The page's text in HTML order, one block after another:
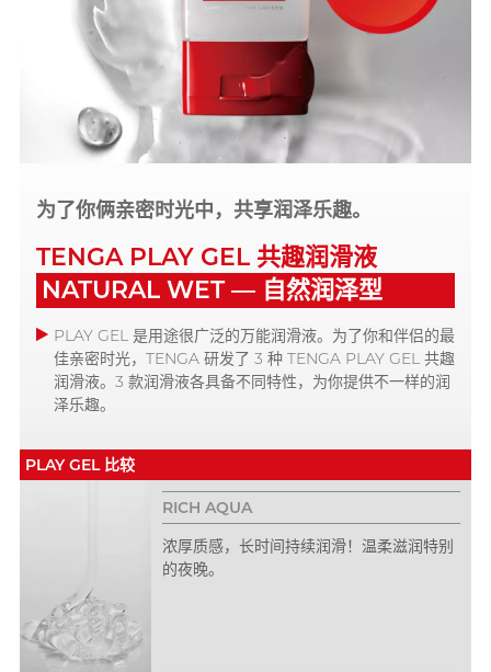
为了你俩亲密时光中，共享润泽乐趣。
TENGA PLAY GEL 共趣润滑液
NATURAL WET — 自然润泽型
PLAY GEL 是用途很广泛的万能润滑液。为了你和伴侣的最
佳亲密时光，TENGA 研发了 3 种 TENGA PLAY GEL 共趣
润滑液。3 款润滑液各具备不同特性，为你提供不一样的润
泽乐趣。
PLAY GEL 比较
RICH AQUA
浓厚质感，长时间持续润滑！温柔滋润特别
的夜晚。